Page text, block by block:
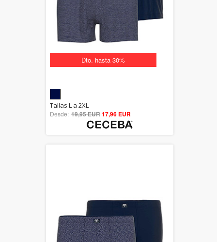
Dto. hasta 30%
out of 5
Tallas L a 2XL
Desde: 19,95 EUR17,96 EUR